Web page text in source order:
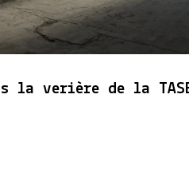
la verière de la